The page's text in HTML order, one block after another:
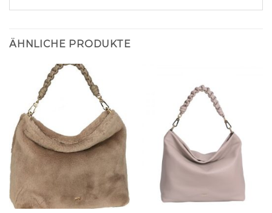
ÄHNLICHE PRODUKTE